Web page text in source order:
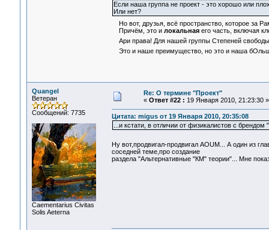
Если наша группа не проект - это хорошо или
Или нет?
Но вот, друзья, всё пространство, которое за
Причём, это и локальнаяего часть, включая
Ари права! Для нашей группы Степеней
Это и наше преимущество, но это и наша
Quangel
Ветеран
Сообщений: 7735
Сaementarius Civitas
Solis Aeterna
Re: О термине "Проект"
« Ответ #22 : 19 Января 2010, 21:23:30 »
Цитата: migus от 19 Января 2010, 20:35:08
...и кстати, в отличии от физикалистов с
Ну вот,продвигал-продвигал AOUM... А один из
соседней теме,про создание
раздела "Альтернативные "КМ" теории"... Мне